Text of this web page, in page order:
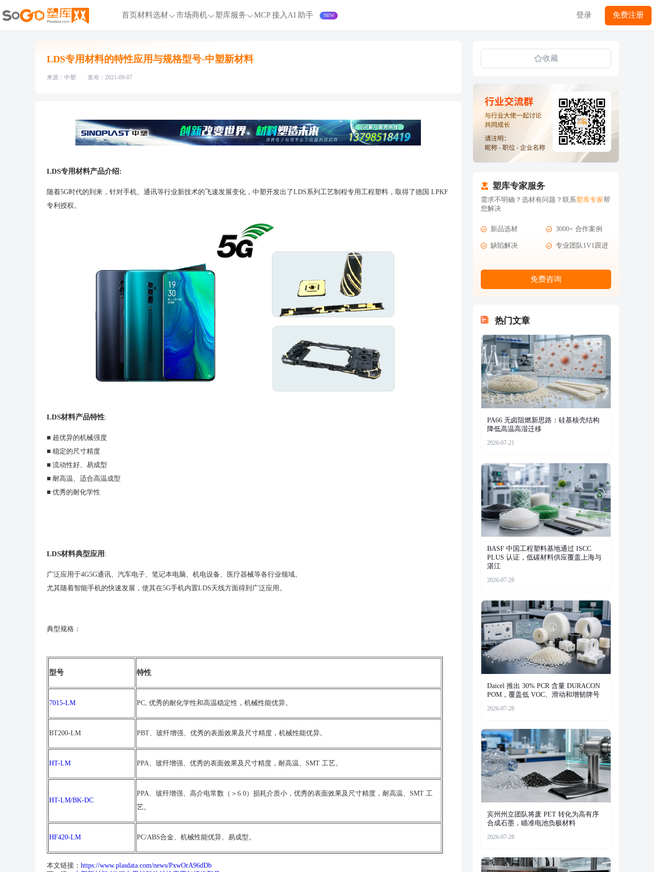
首页材料选材 市场商机 塑库服务 MCP 接入 AI 助手 登录 免费注册
LDS专用材料的特性应用与规格型号-中塑新材料
来源：中塑 发布：2021-09-07
LDS专用材料产品介绍:
随着5G时代的到来，针对手机、通讯等行业新技术的飞速发展变化，中塑开发出了LDS系列工艺制程专用工程塑料，取得了德国 LPKF
专利授权。
LDS材料产品特性:
■ 超优异的机械强度
■ 稳定的尺寸精度
■ 流动性好、易成型
■ 耐高温、适合高温成型
■ 优秀的耐化学性
LDS材料典型应用 :
广泛应用于4G5G通讯、汽车电子、笔记本电脑、机电设备、医疗器械等各行业领域。
尤其随着智能手机的快速发展，使其在5G手机内置LDS天线方面得到广泛应用。
典型规格：
型号 特性
7015-LM PC, 优秀的耐化学性和高温稳定性，机械性能优异。
BT200-LM PBT、玻纤增强、优秀的表面效果及尺寸精度，机械性能优异。
HT-LM PPA、玻纤增强、优秀的表面效果及尺寸精度，耐高温、SMT 工艺。
HT-LM/BK-DC
PPA、玻纤增强、高介电常数（＞6.0）损耗介质小，优秀的表面效果及尺寸精度，耐高温、SMT 工
艺。
HF420-LM PC/ABS合金、机械性能优异、易成型。
本文链接： https://www.plasdata.com/news/PxwOrA96dDb
收藏
塑库专家服务
需求不明确？选材有问题？联系塑库专家帮
您解决
新品选材 3000+ 合作案例
缺陷解决 专业团队1V1跟进
免费咨询
热门文章
PA66 无卤阻燃新思路：硅基核壳结构
降低高温高湿迁移
2026-07-21
BASF 中国工程塑料基地通过 ISCC
PLUS 认证，低碳材料供应覆盖上海与
湛江
2026-07-28
Daicel 推出 30% PCR 含量 DURACON
POM，覆盖低 VOC、滑动和增韧牌号
2026-07-28
宾州州立团队将废 PET 转化为高有序
合成石墨，瞄准电池负极材料
2026-07-28